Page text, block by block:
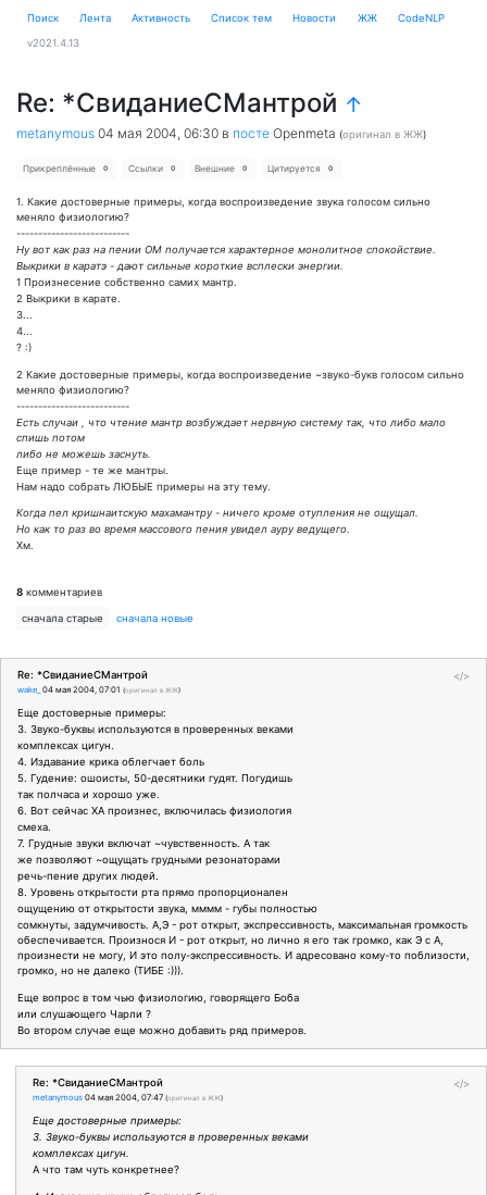
Поиск Лента Активность Cписок тем Новости ЖЖ CodeNLP
v2021.4.13
Re: *СвиданиеСМантрой ↑
metanymous 04 мая 2004, 06:30 в посте Openmeta (оригинал в ЖЖ)
Прикреплённые 0 Ссылки 0 Внешние 0 Цитируется 0
1. Какие достоверные примеры, когда воспроизведение звука голосом сильно
меняло физиологию?
--------------------------
Ну вот как раз на пении ОМ получается характерное монолитное спокойствие.
Выкрики в каратэ - дают сильные короткие всплески энергии.
1 Произнесение собственно самих мантр.
2 Выкрики в карате.
3...
4...
? :)
2 Какие достоверные примеры, когда воспроизведение ~звуко-букв голосом сильно
меняло физиологию?
--------------------------
Есть случаи , что чтение мантр возбуждает нервную систему так, что либо мало
спишь потом
либо не можешь заснуть.
Еще пример - те же мантры.
Нам надо собрать ЛЮБЫЕ примеры на эту тему.
Когда пел кришнаитскую махамантру - ничего кроме отупления не ощущал.
Но как то раз во время массового пения увидел ауру ведущего.
Хм.
8 комментариев
сначала старые сначала новые
</>
Re: *СвиданиеСМантрой
wake_ 04 мая 2004, 07:01 (оригинал в ЖЖ)
Еще достоверные примеры:
3. Звуко-буквы используются в проверенных веками
комплексах цигун.
4. Издавание крика облегчает боль
5. Гудение: ошоисты, 50-десятники гудят. Погудишь
так полчаса и хорошо уже.
6. Вот сейчас ХА произнес, включилась физиология
смеха.
7. Грудные звуки включат ~чувственность. А так
же позволяют ~ощущать грудными резонаторами
речь-пение других людей.
8. Уровень открытости рта прямо пропорционален
ощущению от открытости звука, мммм - губы полностью
сомкнуты, задумчивость. А,Э - рот открыт, экспрессивность, максимальная громкость
обеспечивается. Произнося И - рот открыт, но лично я его так громко, как Э с А,
произнести не могу, И это полу-экспрессивность. И адресовано кому-то поблизости,
громко, но не далеко (ТИБЕ :))).
Еще вопрос в том чью физиологию, говорящего Боба
или слушающего Чарли ?
Во втором случае еще можно добавить ряд примеров.
</>
Re: *СвиданиеСМантрой
metanymous 04 мая 2004, 07:47 (оригинал в ЖЖ)
Еще достоверные примеры:
3. Звуко-буквы используются в проверенных веками
комплексах цигун.
А что там чуть конкретнее?